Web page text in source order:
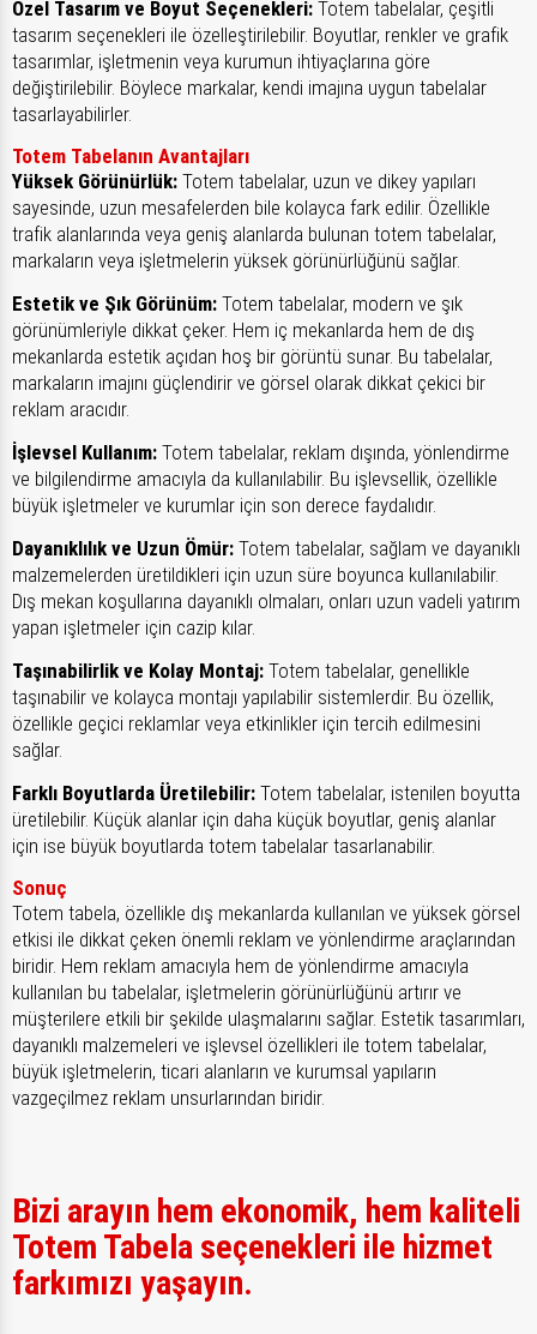
Özel Tasarım ve Boyut Seçenekleri: Totem tabelalar, çeşitli
tasarım seçenekleri ile özelleştirilebilir. Boyutlar, renkler ve grafik
tasarımlar, işletmenin veya kurumun ihtiyaçlarına göre
değiştirilebilir. Böylece markalar, kendi imajına uygun tabelalar
tasarlayabilirler.
Totem Tabelanın Avantajları
Yüksek Görünürlük: Totem tabelalar, uzun ve dikey yapıları
sayesinde, uzun mesafelerden bile kolayca fark edilir. Özellikle
trafik alanlarında veya geniş alanlarda bulunan totem tabelalar,
markaların veya işletmelerin yüksek görünürlüğünü sağlar.
Estetik ve Şık Görünüm: Totem tabelalar, modern ve şık
görünümleriyle dikkat çeker. Hem iç mekanlarda hem de dış
mekanlarda estetik açıdan hoş bir görüntü sunar. Bu tabelalar,
markaların imajını güçlendirir ve görsel olarak dikkat çekici bir
reklam aracıdır.
İşlevsel Kullanım: Totem tabelalar, reklam dışında, yönlendirme
ve bilgilendirme amacıyla da kullanılabilir. Bu işlevsellik, özellikle
büyük işletmeler ve kurumlar için son derece faydalıdır.
Dayanıklılık ve Uzun Ömür: Totem tabelalar, sağlam ve dayanıklı
malzemelerden üretildikleri için uzun süre boyunca kullanılabilir.
Dış mekan koşullarına dayanıklı olmaları, onları uzun vadeli yatırım
yapan işletmeler için cazip kılar.
Taşınabilirlik ve Kolay Montaj: Totem tabelalar, genellikle
taşınabilir ve kolayca montajı yapılabilir sistemlerdir. Bu özellik,
özellikle geçici reklamlar veya etkinlikler için tercih edilmesini
sağlar.
Farklı Boyutlarda Üretilebilir: Totem tabelalar, istenilen boyutta
üretilebilir. Küçük alanlar için daha küçük boyutlar, geniş alanlar
için ise büyük boyutlarda totem tabelalar tasarlanabilir.
Sonuç
Totem tabela, özellikle dış mekanlarda kullanılan ve yüksek görsel
etkisi ile dikkat çeken önemli reklam ve yönlendirme araçlarından
biridir. Hem reklam amacıyla hem de yönlendirme amacıyla
kullanılan bu tabelalar, işletmelerin görünürlüğünü artırır ve
müşterilere etkili bir şekilde ulaşmalarını sağlar. Estetik tasarımları,
dayanıklı malzemeleri ve işlevsel özellikleri ile totem tabelalar,
büyük işletmelerin, ticari alanların ve kurumsal yapıların
vazgeçilmez reklam unsurlarından biridir.
Bizi arayın hem ekonomik, hem kaliteli
Totem Tabela seçenekleri ile hizmet
farkımızı yaşayın.